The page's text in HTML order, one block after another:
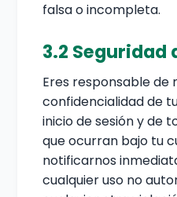
falsa o incompleta.
3.2 Seguridad
Eres responsable de
confidencialidad de
inicio de sesión y de
que ocurran bajo tu
notificarnos
cualquier uso no